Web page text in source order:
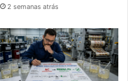
2 semanas atrás